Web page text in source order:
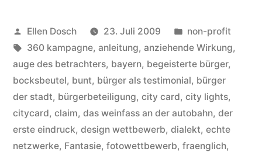
Veröffentlicht
von
Ellen Dosch 23. Juli 2009
Veröffentlicht
in
non-profit
Schlagwörter:
360 kampagne, anleitung, anziehende Wirkung,
auge des betrachters, bayern, begeisterte bürger,
bocksbeutel, bunt, bürger als testimonial, bürger
der stadt, bürgerbeteiligung, city card, city lights,
citycard, claim, das weinfass an der autobahn, der
erste eindruck, design wettbewerb, dialekt, echte
netzwerke, Fantasie, fotowettbewerb, fraenglich,